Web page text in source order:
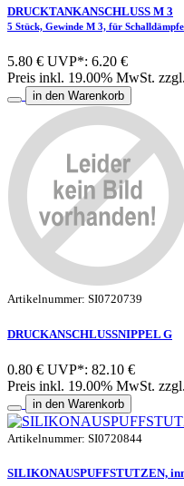
DRUCKTANKANSCHLUSS M 3
5 Stück, Gewinde M 3, für
5.80 € UVP*: 6.20 €
Preis inkl. 19.00% MwSt. zzgl.
in den Warenkorb
Artikelnummer: SI0720739
DRUCKANSCHLUSSNIPPEL G
0.80 € UVP*: 82.10 €
Preis inkl. 19.00% MwSt. zzgl.
in den Warenkorb
Artikelnummer: SI0720844
SILIKONAUSPUFFSTUTZEN,